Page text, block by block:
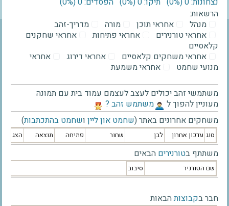
הרשאות:
מנהל
אחראי תוכן מורה
מדריך-זהב
אחראי טורנירים
אחראי פתיחות
אחראי שחקנים
קלאסיים
אחראי משחקים קלאסיים
אחראי דירוג
אחראי
מנועי שחמט
אחראי משמעת
משתמשי זהב יכולים לעצב לעצמם עמוד בית עם תמונה
מעוניין להפוך ל
‫משתמש זהב ?‬
משחקים אחרונים באתר (שחמט און ליין ושחמט בהתכתבות)
סוג עדכון אחרון לבן שחור פתיחה תוצאה הצג
משתתף בטורנירים הבאים
שם הטורניר סיבוב
חבר בקבוצותהבאות